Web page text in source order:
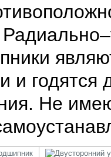
и годятся
Не